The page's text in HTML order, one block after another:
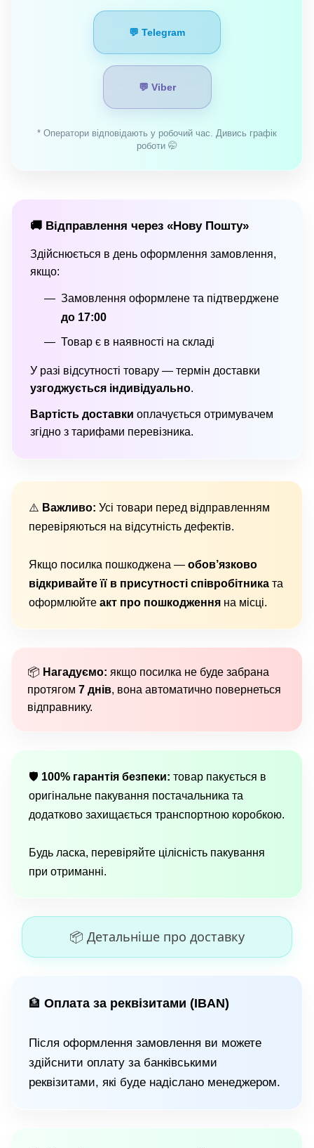
💬 Telegram
💬 Viber
* Оператори відповідають у робочий час. Дивись графік
роботи 🤭
🚚 Відправлення через «Нову Пошту»
Здійснюється в день оформлення замовлення,
якщо:
Замовлення оформлене та підтверджене
до 17:00
Товар є в наявності на складі
У разі відсутності товару — термін доставки
узгоджується індивідуально.
Вартість доставки оплачується отримувачем
згідно з тарифами перевізника.
⚠️ Важливо: Усі товари перед відправленням
перевіряються на відсутність дефектів.
Якщо посилка пошкоджена — обов’язково
відкривайте її в присутності співробітника та
оформлюйте акт про пошкодження на місці.
📦 Нагадуємо: якщо посилка не буде забрана
протягом 7 днів, вона автоматично повернеться
відправнику.
🛡 100% гарантія безпеки: товар пакується в
оригінальне пакування постачальника та
додатково захищається транспортною коробкою.
Будь ласка, перевіряйте цілісність пакування
при отриманні.
📦 Детальніше про доставку
🏦 Оплата за реквізитами (IBAN)
Після оформлення замовлення ви можете
здійснити оплату за банківськими
реквізитами, які буде надіслано менеджером.